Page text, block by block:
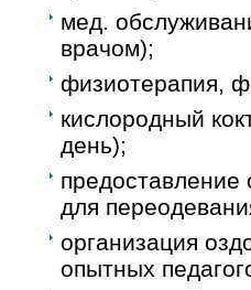
мед.
врачом);
физиотерапия,
кислородный
день);
предоставление
для
организация
опытных